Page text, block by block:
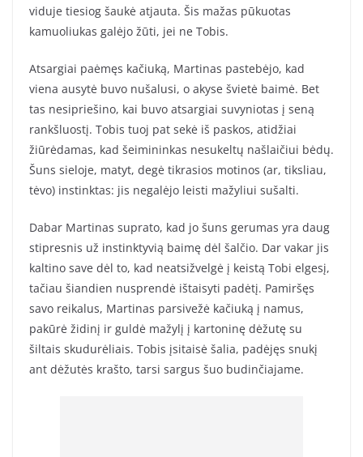
viduje tiesiog šaukė atjauta. Šis mažas pūkuotas
kamuoliukas galėjo žūti, jei ne Tobis.
Atsargiai paėmęs kačiuką, Martinas pastebėjo, kad
viena ausytė buvo nušalusi, o akyse švietė baimė. Bet
tas nesipriešino, kai buvo atsargiai suvyniotas į seną
rankšluostį. Tobis tuoj pat sekė iš paskos, atidžiai
žiūrėdamas, kad šeimininkas nesukeltų našlaičiui bėdų.
Šuns sieloje, matyt, degė tikrasios motinos (ar, tiksliau,
tėvo) instinktas: jis negalėjo leisti mažyliui sušalti.
Dabar Martinas suprato, kad jo šuns gerumas yra daug
stipresnis už instinktyvią baimę dėl šalčio. Dar vakar jis
kaltino save dėl to, kad neatsižvelgė į keistą Tobi elgesį,
tačiau šiandien nusprendė ištaisyti padėtį. Pamiršęs
savo reikalus, Martinas parsivežė kačiuką į namus,
pakūrė židinį ir guldė mažylį į kartoninę dėžutę su
šiltais skudurėliais. Tobis įsitaisė šalia, padėjęs snukį
ant dėžutės krašto, tarsi sargus šuo budinčiajame.